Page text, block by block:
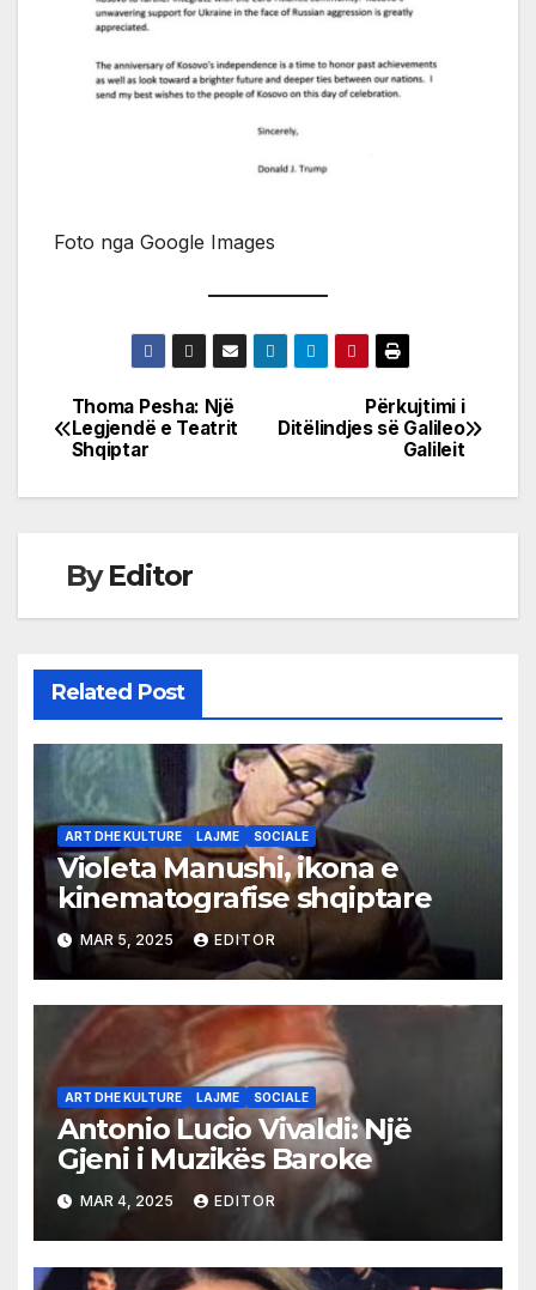
Foto nga Google Images
Post
navigation
Përkujtimi i
Ditëlindjes së Galileo
Galileit
Thoma Pesha: Një
Legjendë e Teatrit
Shqiptar
ByEditor
Related Post
ART DHE KULTURE LAJME SOCIALE
Violeta Manushi, ikona e
kinematografise shqiptare
MAR 5, 2025 EDITOR
ART DHE KULTURE LAJME SOCIALE
Antonio Lucio Vivaldi: Një
Gjeni i Muzikës Baroke
MAR 4, 2025 EDITOR